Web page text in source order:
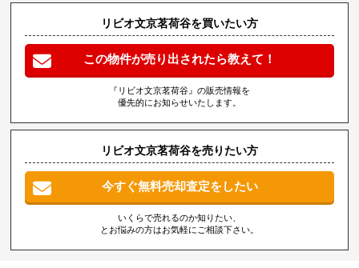
リビオ文京茗荷谷を買いたい方
この物件が売り出されたら教えて！
『リビオ文京茗荷谷』の販売情報を
優先的にお知らせいたします。
リビオ文京茗荷谷を売りたい方
今すぐ無料売却査定をしたい
いくらで売れるのか知りたい、
とお悩みの方はお気軽にご相談下さい。